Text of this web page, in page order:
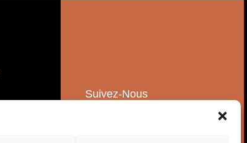
Suivez-Nous